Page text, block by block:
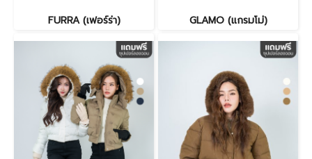
FURRA (เฟอร์ร่า) GLAMO (แกรมโม่)